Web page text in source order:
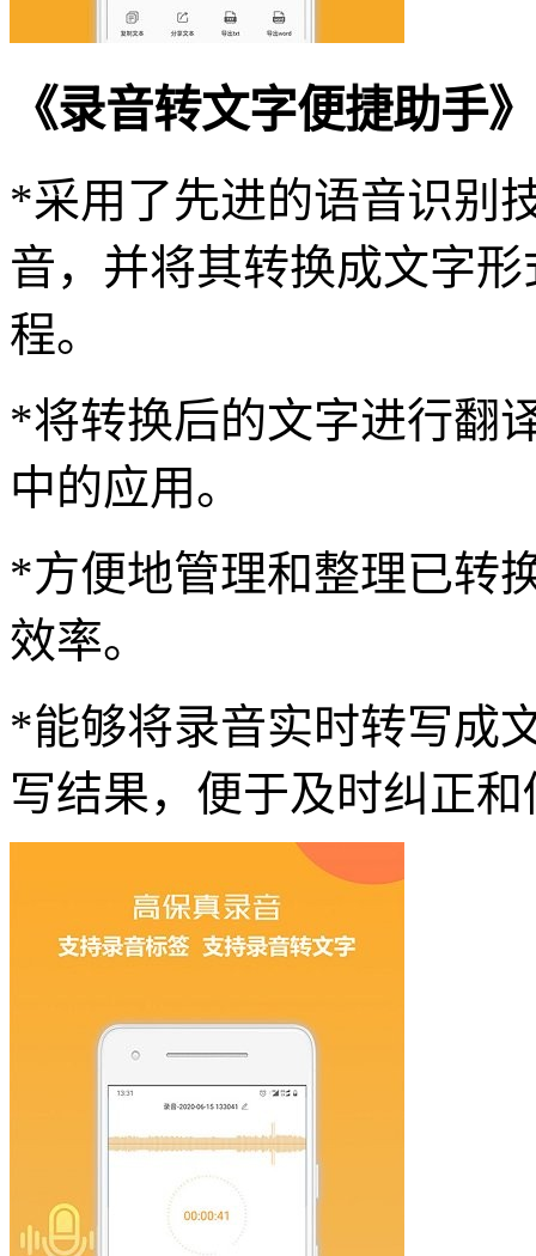
《录音转文字便捷助手
*采用了先进的语音识别
音，并将其转换成文字
程。
*将转换后的文字进行翻
中的应用。
*方便地管理和整理已转
效率。
*能够将录音实时转写成
写结果，便于及时纠正